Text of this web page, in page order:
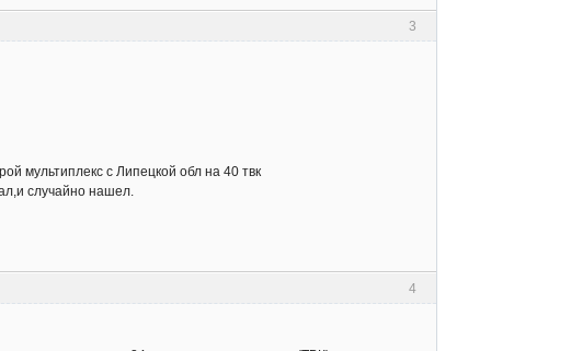
3
мультиплекс с Липецкой обл на 40 твк
случайно нашел.
4